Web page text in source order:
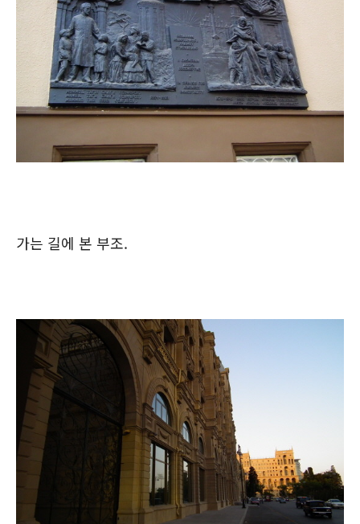
가는 길에 본 부조.